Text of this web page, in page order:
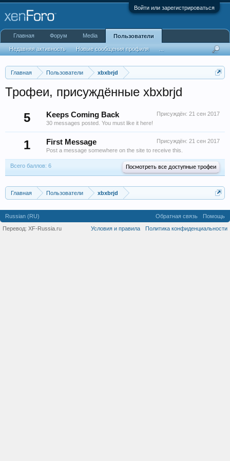
Войти или зарегистрироваться
Главная Пользователи xbxbrjd
Трофеи, присуждённые xbxbrjd
5
Присуждён: 21 сен 2017
Keeps Coming Back
30 messages posted. You must like it here!
1 Присуждён: 21 сен 2017
First Message
Post a message somewhere on the site to receive this.
Всего баллов: 6 Посмотреть все доступные трофеи
Главная Пользователи xbxbrjd
Главная Форум Media Пользователи
Недавняя активность Новые сообщения профиля
Russian (RU) Обратная связь
Помощь
Условия и правила
Политика конфиденциальности
Перевод: XF-Russia.ru